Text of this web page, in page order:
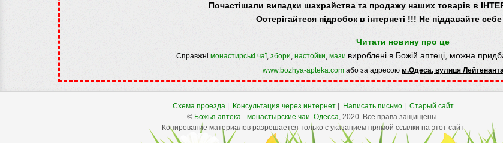
Почастішали випадки шахрайства та продажу наших товарів в
Остерігайтеся підробок в інтернеті !!! Не піддавайте
Читати новину про це
Справжні монастирські чаї, збори, настойки, мази вироблені в Божій аптеці, можна
www.bozhya-apteka.com або за адресою м.Одеса, вулиця
Схема проезда| Консультация через интернет| Написать письмо| Старый сайт
© Божья аптека - монастырские чаи. Одесса, 2020. Все права защищены.
Копирование материалов разрешается только с указанием прямой ссылки на этот сайт